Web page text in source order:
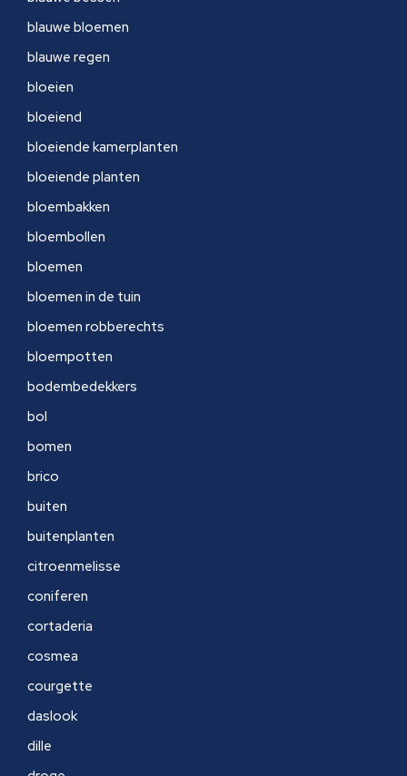
blauwe bloemen
blauwe regen
bloeien
bloeiend
bloeiende kamerplanten
bloeiende planten
bloembakken
bloembollen
bloemen
bloemen in de tuin
bloemen robberechts
bloempotten
bodembedekkers
bol
bomen
brico
buiten
buitenplanten
citroenmelisse
coniferen
cortaderia
cosmea
courgette
daslook
dille